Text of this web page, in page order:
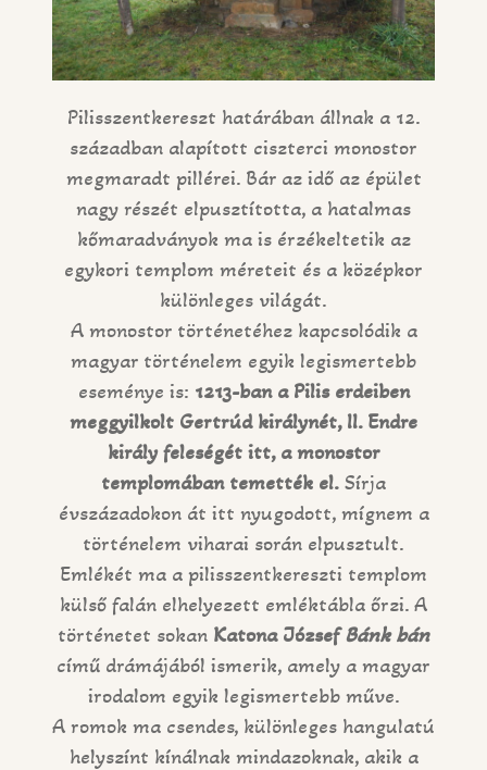
Pilisszentkereszt határában állnak a 12.
században alapított ciszterci monostor
megmaradt pillérei. Bár az idő az épület
nagy részét elpusztította, a hatalmas
kőmaradványok ma is érzékeltetik az
egykori templom méreteit és a középkor
különleges világát.
A monostor történetéhez kapcsolódik a
magyar történelem egyik legismertebb
eseménye is: 1213-ban a Pilis erdeiben
meggyilkolt Gertrúd királynét, II. Endre
király feleségét itt, a monostor
templomában temették el. Sírja
évszázadokon át itt nyugodott, mígnem a
történelem viharai során elpusztult.
Emlékét ma a pilisszentkereszti templom
külső falán elhelyezett emléktábla őrzi. A
történetet sokan Katona JózsefBánk bán
című drámájából ismerik, amely a magyar
irodalom egyik legismertebb műve.
A romok ma csendes, különleges hangulatú
helyszínt kínálnak mindazoknak, akik a